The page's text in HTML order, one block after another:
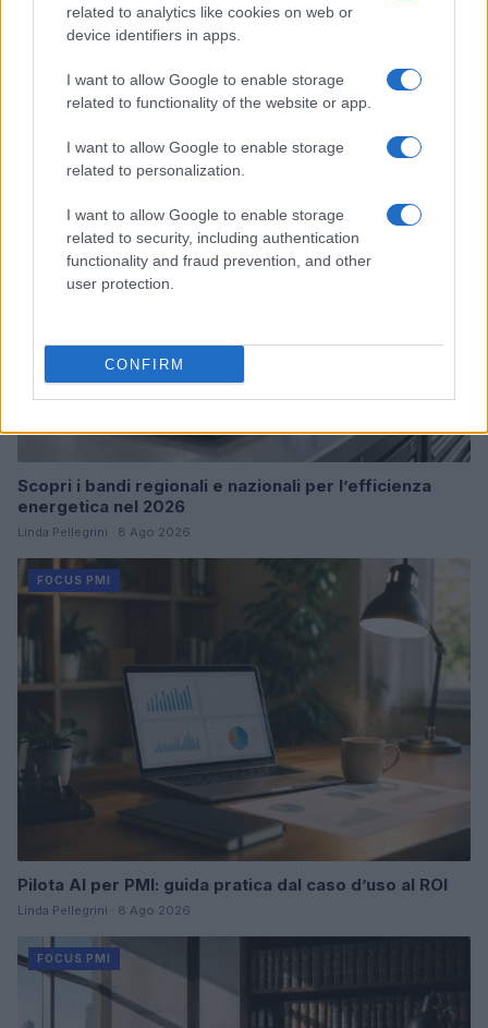
related to analytics like cookies on web or
device identifiers in apps.
I want to allow Google to enable storage
related to functionality of the website or app.
I want to allow Google to enable storage
related to personalization.
I want to allow Google to enable storage
related to security, including authentication
functionality and fraud prevention, and other
user protection.
CONFIRM
Scopri i bandi regionali e nazionali per l’efficienza
energetica nel 2026
Linda Pellegrini · 8 Ago 2026
FOCUS PMI
Pilota AI per PMI: guida pratica dal caso d’uso al ROI
Linda Pellegrini · 8 Ago 2026
FOCUS PMI